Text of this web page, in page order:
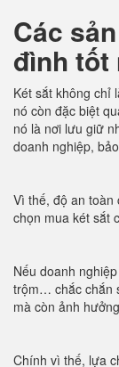
Các
đình tốt
Két sắt không chỉ
nó còn đặc biệt
nó là nơi lưu giữ
doanh nghiệp,
Vì thế, độ an toàn
chọn mua két sắt
Nếu doanh
trộm… chắc chắn
mà còn ảnh
Chính vì thế, lựa